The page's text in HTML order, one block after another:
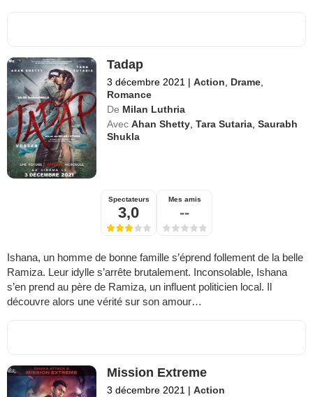
Tadap
3 décembre 2021 | Action Drame
Romance
De Milan Luthria
Avec Ahan Shetty ,Tara Sutaria ,Saurabh
Shukla
Spectateurs
3,0
Mes amis
--
Ishana, un homme de bonne famille s’éprend follement de la belle
Ramiza. Leur idylle s’arrête brutalement. Inconsolable, Ishana
s’en prend au père de Ramiza, un influent politicien local. Il
découvre alors une vérité sur son amour…
Mission Extreme
3 décembre 2021 | Action